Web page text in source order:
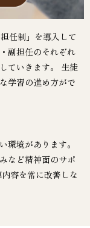
任制」を導入して
副担任のそれぞれ
ていきます。 生徒
学習の進め方がで
環境があります。
など精神面のサポ
容を常に改善しな